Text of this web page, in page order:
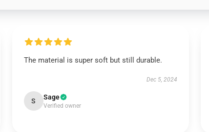
The material is super soft but still durable.
Dec 5, 2024
S Sage
Verified owner